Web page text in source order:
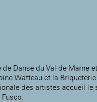
Danse du Val-de-Marne
Watteau et la
des artistes accueil le
Publics
Infos